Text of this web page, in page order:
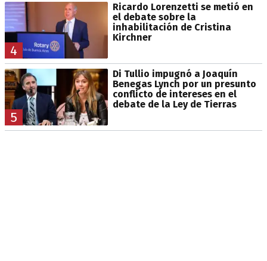
4
Ricardo Lorenzetti se metió en
el debate sobre la
inhabilitación de Cristina
Kirchner
5
Di Tullio impugnó a Joaquín
Benegas Lynch por un presunto
conflicto de intereses en el
debate de la Ley de Tierras